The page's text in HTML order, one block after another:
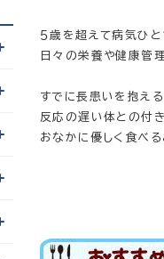
５歳を超えて病気ひと
日々の栄養や健康管
すでに長患いを抱える
反応の遅い体との付き
おなかに優しく食べる